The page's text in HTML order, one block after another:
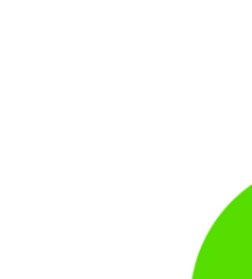
Shunsuke